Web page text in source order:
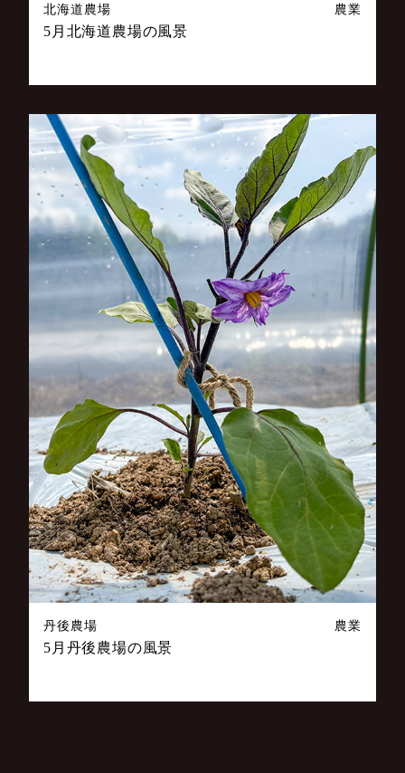
北海道農場 農業
5月北海道農場の風景
丹後農場 農業
5月丹後農場の風景